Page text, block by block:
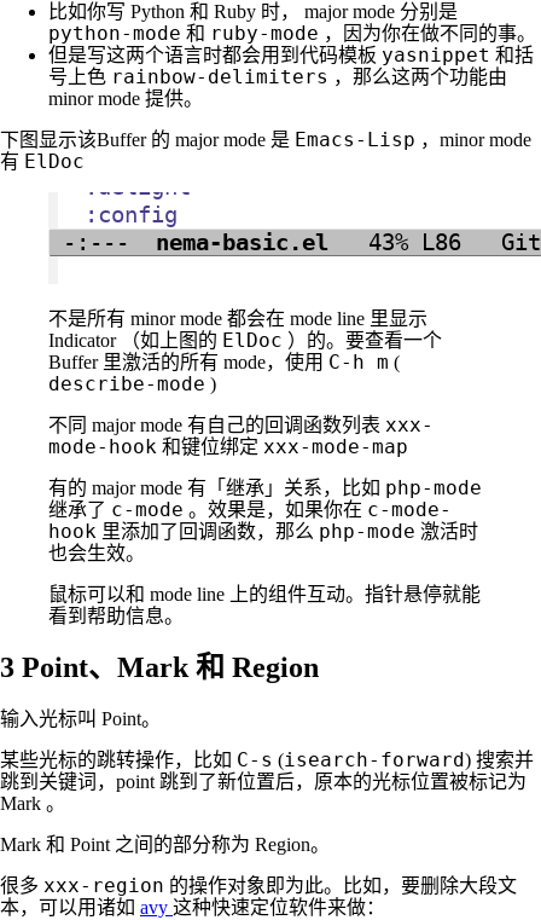
比如你写 Python 和 Ruby 时， major mode 分别是
python-mode 和 ruby-mode ，因为你在做不同的事。
但是写这两个语言时都会用到代码模板 yasnippet 和括
号上色 rainbow-delimiters ，那么这两个功能由
minor mode 提供。
下图显示该Buffer 的 major mode 是 Emacs-Lisp ，minor mode
有 ElDoc
不是所有 minor mode 都会在 mode line 里显示
Indicator （如上图的 ElDoc ）的。要查看一个
Buffer 里激活的所有 mode，使用 C-h m (
describe-mode )
不同 major mode 有自己的回调函数列表 xxx-
mode-hook 和键位绑定 xxx-mode-map
有的 major mode 有「继承」关系，比如 php-mode
继承了 c-mode 。效果是，如果你在 c-mode-
hook 里添加了回调函数，那么 php-mode 激活时
也会生效。
鼠标可以和 mode line 上的组件互动。指针悬停就能
看到帮助信息。
3 Point、Mark 和 Region
输入光标叫 Point。
某些光标的跳转操作，比如 C-s (isearch-forward) 搜索并
跳到关键词，point 跳到了新位置后，原本的光标位置被标记为
Mark 。
Mark 和 Point 之间的部分称为 Region。
很多 xxx-region 的操作对象即为此。比如，要删除大段文
本，可以用诸如 avy 这种快速定位软件来做：